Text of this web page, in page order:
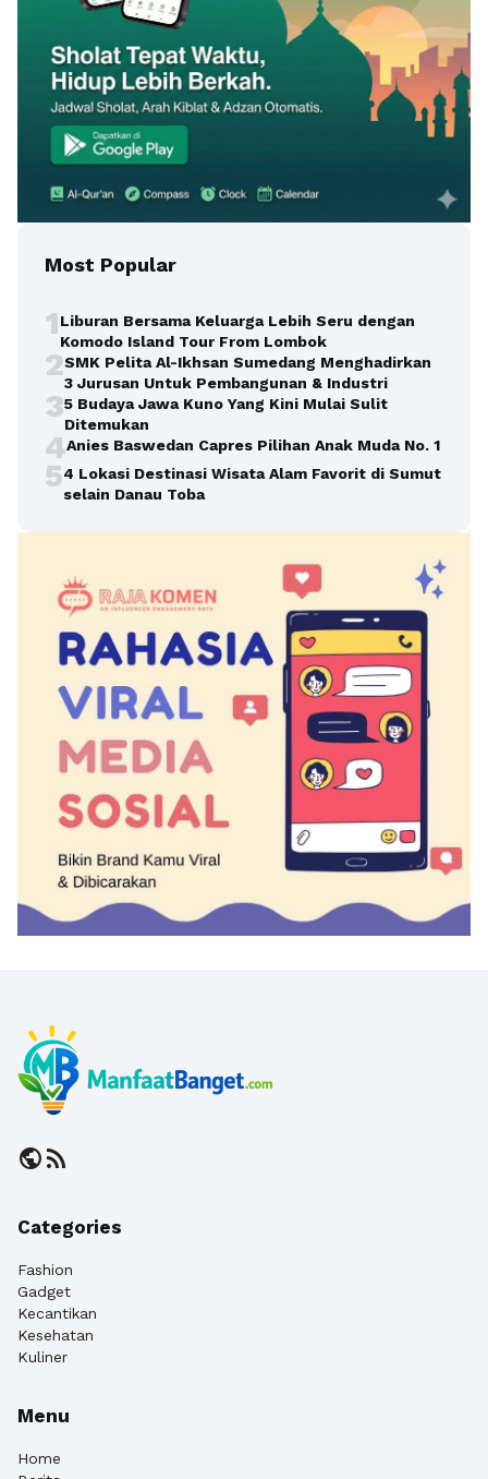
Most Popular
1Liburan Bersama Keluarga Lebih Seru dengan
Komodo Island Tour From Lombok
2SMK Pelita Al-Ikhsan Sumedang Menghadirkan
3 Jurusan Untuk Pembangunan & Industri
35 Budaya Jawa Kuno Yang Kini Mulai Sulit
Ditemukan
4Anies Baswedan Capres Pilihan Anak Muda No. 1
54 Lokasi Destinasi Wisata Alam Favorit di Sumut
selain Danau Toba
publicrss_feed
Categories
Fashion
Gadget
Kecantikan
Kesehatan
Kuliner
Menu
Home